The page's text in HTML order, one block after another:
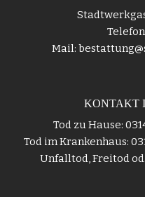
Mail:
KONTAKT
Tod zu Hause:
Tod im Krankenhaus:
Unfalltod, Freitod